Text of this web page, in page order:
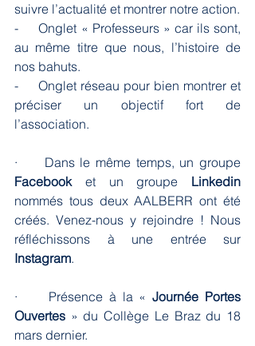
suivre l’actualité et montrer notre action.
-     Onglet « Professeurs » car ils sont,
au même titre que nous, l’histoire de
nos bahuts.
-     Onglet réseau pour bien montrer et
préciser un objectif fort de
l’association.
Facebook et un groupe Linkedin
nommés tous deux AALBERR ont été
créés. Venez-nous y rejoindre ! Nous
Instagram.
·     Présence à la « Journée Portes
Ouvertes » du Collège Le Braz du 18
mars dernier.